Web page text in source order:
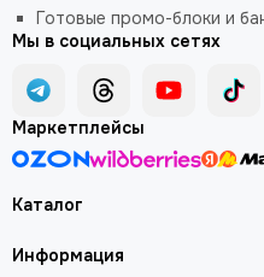
Каталог
Информация
Готовые промо-блоки и
Мы в социальных сетях
Маркетплейсы